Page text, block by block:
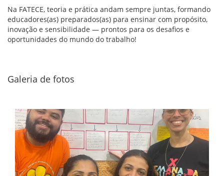
Na FATECE, teoria e prática andam sempre juntas, formando
educadores(as) preparados(as) para ensinar com propósito,
inovação e sensibilidade — prontos para os desafios e
oportunidades do mundo do trabalho!
Galeria de fotos